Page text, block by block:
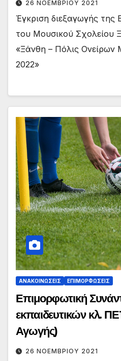
26 ΝΟΕΜΒΡΊΟΥ 2021
Έγκριση διεξαγωγής της
του Μουσικού Σχολείου
«Ξάνθη – Πόλις Ονείρων
2022»
ΑΝΑΚΟΙΝΏΣΕΙΣ ΕΠΙΜΟΡΦΏΣΕΙΣ
Επιμορφωτική
εκπαιδευτικών κλ.
Αγωγής)
26 ΝΟΕΜΒΡΊΟΥ 2021